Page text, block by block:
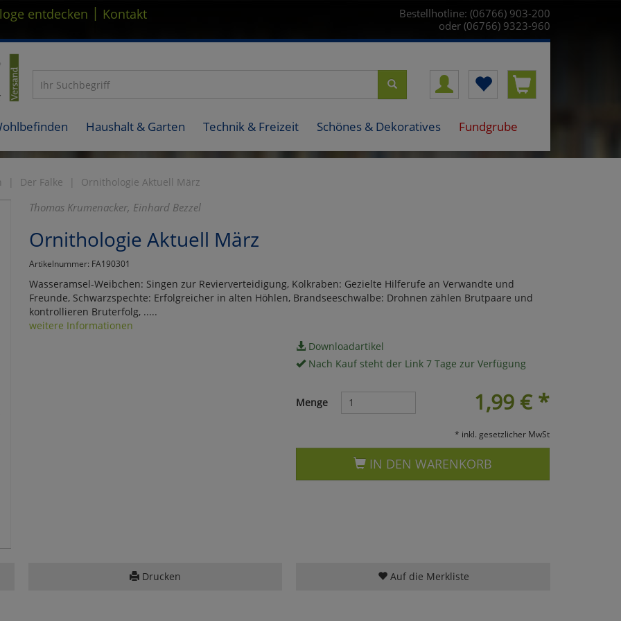
entdecken | Kontakt
Bestellhotline: (06766) 903-200
oder (06766) 9323-960
Haushalt & Garten Technik & Freizeit Schönes & Dekoratives Fundgrube
Der Falke Ornithologie Aktuell März
Thomas Krumenacker, Einhard Bezzel
Ornithologie Aktuell März
Artikelnummer: FA190301
Wasseramsel-Weibchen: Singen zur Revierverteidigung, Kolkraben: Gezielte Hilferufe an Verwandte und
Freunde, Schwarzspechte: Erfolgreicher in alten Höhlen, Brandseeschwalbe: Drohnen zählen Brutpaare und
kontrollieren Bruterfolg, .....
weitere Informationen
Downloadartikel
Nach Kauf steht der Link 7 Tage zur Verfügung
1,99 €*
Menge
* inkl. gesetzlicher MwSt
IN DEN WARENKORB
Drucken Auf die Merkliste